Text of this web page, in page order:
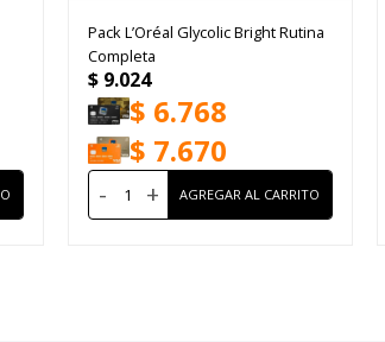
Pack L’Oréal Glycolic Bright Rutina
Completa
$ 9.024
$ 6.768
$ 7.670
- +